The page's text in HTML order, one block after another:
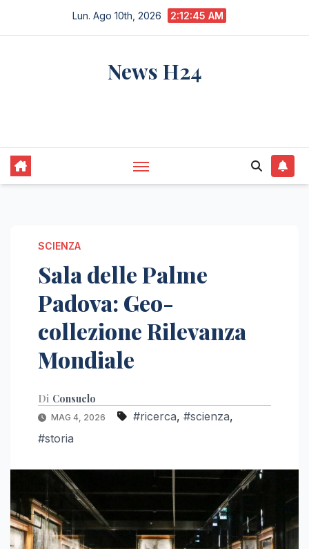
Lun. Ago 10th, 2026 2:12:46 AM
News H24
SCIENZA
Sala delle Palme
Padova: Geo-
collezione Rilevanza
Mondiale
Di Consuelo
MAG 4, 2026 #ricerca, #scienza,
#storia